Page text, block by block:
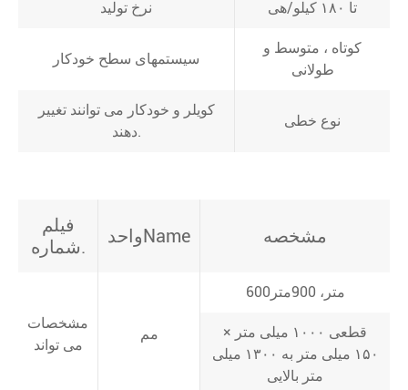
نرخ تولید تا ۱۸۰ کیلو/هی
سیستمهای سطح خودکار
کوتاه ، متوسط و
طولانی
کویلر و خودکار می توانند تغییر
دهند.
نوع خطی
فیلم
شماره.
واحدName مشخصه
مشخصات
می تواند
مم
600متر، 900متر
قطعی ۱۰۰۰ میلی متر ×
۱۵۰ میلی متر به ۱۳۰۰ میلی
متر بالایی